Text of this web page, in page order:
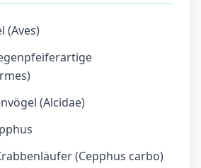
(Aves)
(Alcidae)
(Cepphus carbo)